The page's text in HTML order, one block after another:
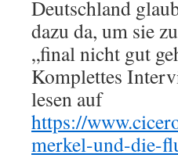
Deutschland
dazu da, um sie
„final nicht gut
Komplettes
lesen auf
https://
merkel-und-die-